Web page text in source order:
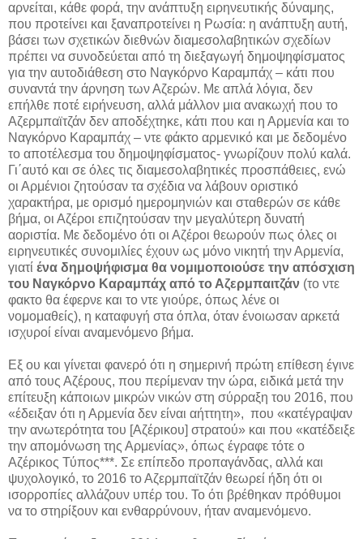
αρνείται, κάθε φορά, την ανάπτυξη ειρηνευτικής δύναμης,
που προτείνει και ξαναπροτείνει η Ρωσία: η ανάπτυξη αυτή,
βάσει των σχετικών διεθνών διαμεσολαβητικών σχεδίων
πρέπει να συνοδεύεται από τη διεξαγωγή δημοψηφίσματος
για την αυτοδιάθεση στο Ναγκόρνο Καραμπάχ – κάτι που
συναντά την άρνηση των Αζερών. Με απλά λόγια, δεν
επήλθε ποτέ ειρήνευση, αλλά μάλλον μια ανακωχή που το
Αζερμπαϊτζάν δεν αποδέχτηκε, κάτι που και η Αρμενία και το
Ναγκόρνο Καραμπάχ – ντε φάκτο αρμενικό και με δεδομένο
το αποτέλεσμα του δημοψηφίσματος- γνωρίζουν πολύ καλά.
Γι΄αυτό και σε όλες τις διαμεσολαβητικές προσπάθειες, ενώ
οι Αρμένιοι ζητούσαν τα σχέδια να λάβουν οριστικό
χαρακτήρα, με ορισμό ημερομηνιών και σταθερών σε κάθε
βήμα, οι Αζέροι επιζητούσαν την μεγαλύτερη δυνατή
αοριστία. Με δεδομένο ότι οι Αζέροι θεωρούν πως όλες οι
ειρηνευτικές συνομιλίες έχουν ως μόνο νικητή την Αρμενία,
γιατί ένα δημοψήφισμα θα νομιμοποιούσε την απόσχιση
του Ναγκόρνο Καραμπάχ από το Αζερμπαιτζάν (το ντε
φακτο θα έφερνε και το ντε γιούρε, όπως λένε οι
νομομαθείς), η καταφυγή στα όπλα, όταν ένοιωσαν αρκετά
ισχυροί είναι αναμενόμενο βήμα.
Εξ ου και γίνεται φανερό ότι η σημερινή πρώτη επίθεση έγινε
από τους Αζέρους, που περίμεναν την ώρα, ειδικά μετά την
επίτευξη κάποιων μικρών νικών στη σύρραξη του 2016, που
«έδειξαν ότι η Αρμενία δεν είναι αήττητη», που «κατέγραψαν
την ανωτερότητα του [Αζέρικου] στρατού» και που «κατέδειξε
την απομόνωση της Αρμενίας», όπως έγραφε τότε ο
Αζέρικος Τύπος***. Σε επίπεδο προπαγάνδας, αλλά και
ψυχολογικό, το 2016 το Αζερμπαϊτζάν θεωρεί ήδη ότι οι
ισορροπίες αλλάζουν υπέρ του. Το ότι βρέθηκαν πρόθυμοι
να το στηρίξουν και ενθαρρύνουν, ήταν αναμενόμενο.